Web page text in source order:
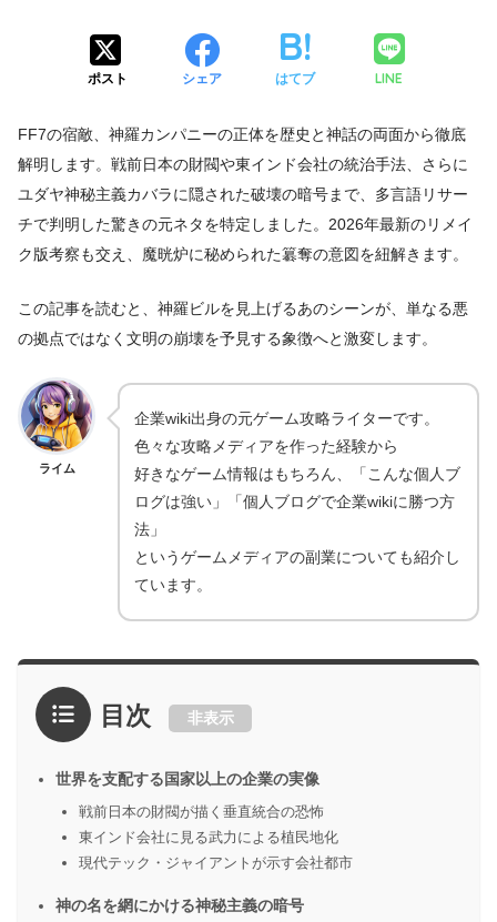
ポスト シェア はてブ LINE
FF7の宿敵、神羅カンパニーの正体を歴史と神話の両面から徹底
解明します。戦前日本の財閥や東インド会社の統治手法、さらに
ユダヤ神秘主義カバラに隠された破壊の暗号まで、多言語リサー
チで判明した驚きの元ネタを特定しました。2026年最新のリメイ
ク版考察も交え、魔晄炉に秘められた簒奪の意図を紐解きます。
この記事を読むと、神羅ビルを見上げるあのシーンが、単なる悪
の拠点ではなく文明の崩壊を予見する象徴へと激変します。
ライム
企業wiki出身の元ゲーム攻略ライターです。
色々な攻略メディアを作った経験から
好きなゲーム情報はもちろん、「こんな個人ブ
ログは強い」「個人ブログで企業wikiに勝つ方
法」
というゲームメディアの副業についても紹介し
ています。
目次 非表示
世界を支配する国家以上の企業の実像
戦前日本の財閥が描く垂直統合の恐怖
東インド会社に見る武力による植民地化
現代テック・ジャイアントが示す会社都市
神の名を網にかける神秘主義の暗号